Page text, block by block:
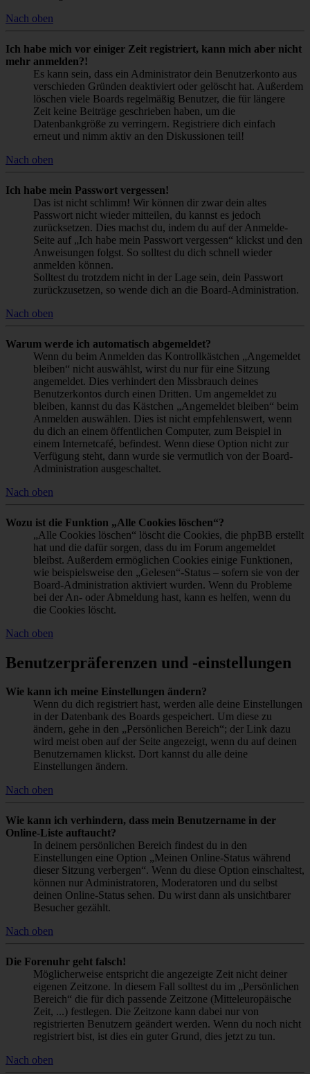
Nach oben
Ich habe mich vor einiger Zeit registriert, kann mich aber nicht
mehr anmelden?!
Es kann sein, dass ein Administrator dein Benutzerkonto aus
verschieden Gründen deaktiviert oder gelöscht hat. Außerdem
löschen viele Boards regelmäßig Benutzer, die für längere
Zeit keine Beiträge geschrieben haben, um die
Datenbankgröße zu verringern. Registriere dich einfach
erneut und nimm aktiv an den Diskussionen teil!
Nach oben
Ich habe mein Passwort vergessen!
Das ist nicht schlimm! Wir können dir zwar dein altes
Passwort nicht wieder mitteilen, du kannst es jedoch
zurücksetzen. Dies machst du, indem du auf der Anmelde-
Seite auf „Ich habe mein Passwort vergessen“ klickst und den
Anweisungen folgst. So solltest du dich schnell wieder
anmelden können.
Solltest du trotzdem nicht in der Lage sein, dein Passwort
zurückzusetzen, so wende dich an die Board-Administration.
Nach oben
Warum werde ich automatisch abgemeldet?
Wenn du beim Anmelden das Kontrollkästchen „Angemeldet
bleiben“ nicht auswählst, wirst du nur für eine Sitzung
angemeldet. Dies verhindert den Missbrauch deines
Benutzerkontos durch einen Dritten. Um angemeldet zu
bleiben, kannst du das Kästchen „Angemeldet bleiben“ beim
Anmelden auswählen. Dies ist nicht empfehlenswert, wenn
du dich an einem öffentlichen Computer, zum Beispiel in
einem Internetcafé, befindest. Wenn diese Option nicht zur
Verfügung steht, dann wurde sie vermutlich von der Board-
Administration ausgeschaltet.
Nach oben
Wozu ist die Funktion „Alle Cookies löschen“?
„Alle Cookies löschen“ löscht die Cookies, die phpBB erstellt
hat und die dafür sorgen, dass du im Forum angemeldet
bleibst. Außerdem ermöglichen Cookies einige Funktionen,
wie beispielsweise den „Gelesen“-Status – sofern sie von der
Board-Administration aktiviert wurden. Wenn du Probleme
bei der An- oder Abmeldung hast, kann es helfen, wenn du
die Cookies löscht.
Nach oben
Benutzerpräferenzen und -einstellungen
Wie kann ich meine Einstellungen ändern?
Wenn du dich registriert hast, werden alle deine Einstellungen
in der Datenbank des Boards gespeichert. Um diese zu
ändern, gehe in den „Persönlichen Bereich“; der Link dazu
wird meist oben auf der Seite angezeigt, wenn du auf deinen
Benutzernamen klickst. Dort kannst du alle deine
Einstellungen ändern.
Nach oben
Wie kann ich verhindern, dass mein Benutzername in der
Online-Liste auftaucht?
In deinem persönlichen Bereich findest du in den
Einstellungen eine Option „Meinen Online-Status während
dieser Sitzung verbergen“. Wenn du diese Option einschaltest,
können nur Administratoren, Moderatoren und du selbst
deinen Online-Status sehen. Du wirst dann als unsichtbarer
Besucher gezählt.
Nach oben
Die Forenuhr geht falsch!
Möglicherweise entspricht die angezeigte Zeit nicht deiner
eigenen Zeitzone. In diesem Fall solltest du im „Persönlichen
Bereich“ die für dich passende Zeitzone (Mitteleuropäische
Zeit, ...) festlegen. Die Zeitzone kann dabei nur von
registrierten Benutzern geändert werden. Wenn du noch nicht
registriert bist, ist dies ein guter Grund, dies jetzt zu tun.
Nach oben